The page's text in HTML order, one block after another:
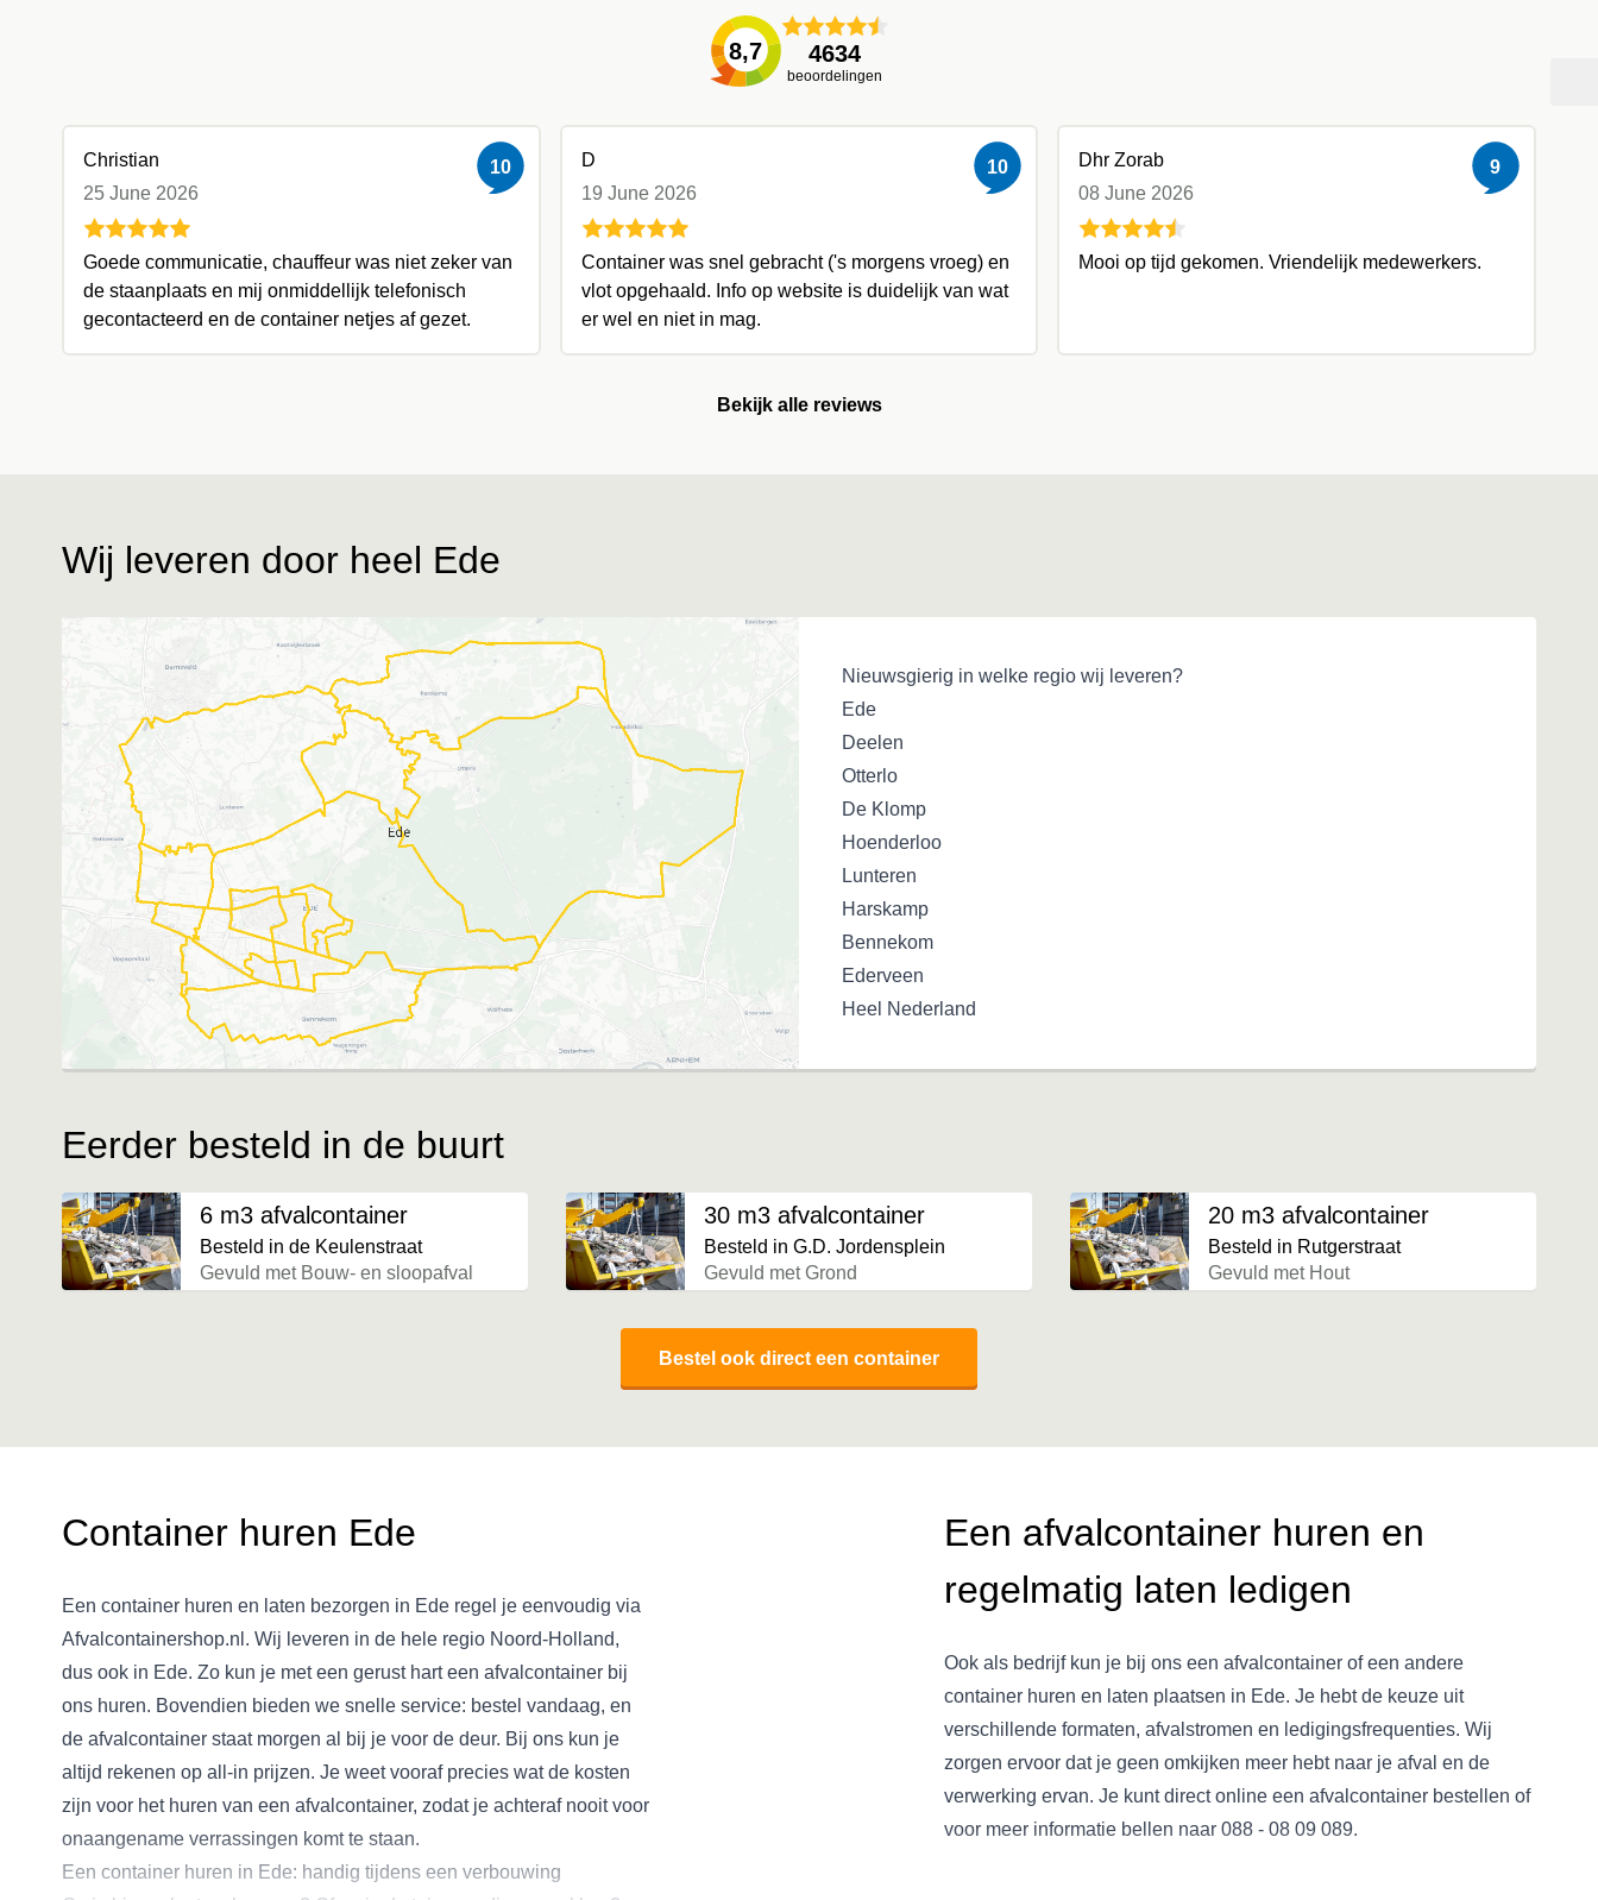
8,7 4634
beoordelingen
10
Christian
25 June 2026
Goede communicatie, chauffeur was niet zeker van
de staanplaats en mij onmiddellijk telefonisch
gecontacteerd en de container netjes af gezet.
10
D
19 June 2026
Container was snel gebracht ('s morgens vroeg) en
vlot opgehaald. Info op website is duidelijk van wat
er wel en niet in mag.
9
Dhr Zorab
08 June 2026
Mooi op tijd gekomen. Vriendelijk medewerkers.
Bekijk alle reviews
Wij leveren door heel Ede
Nieuwsgierig in welke regio wij leveren?
Ede
Deelen
Otterlo
De Klomp
Hoenderloo
Lunteren
Harskamp
Bennekom
Ederveen
Heel Nederland
Eerder besteld in de buurt
6 m3 afvalcontainer
Besteld in de Keulenstraat
Gevuld met Bouw- en sloopafval
30 m3 afvalcontainer
Besteld in G.D. Jordensplein
Gevuld met Grond
20 m3 afvalcontainer
Besteld in Rutgerstraat
Gevuld met Hout
Bestel ook direct een container
Container huren Ede
Een container huren en laten bezorgen in Ede regel je eenvoudig via
Afvalcontainershop.nl. Wij leveren in de hele regio Noord-Holland,
dus ook in Ede. Zo kun je met een gerust hart een afvalcontainer bij
ons huren. Bovendien bieden we snelle service: bestel vandaag, en
de afvalcontainer staat morgen al bij je voor de deur. Bij ons kun je
altijd rekenen op all-in prijzen. Je weet vooraf precies wat de kosten
zijn voor het huren van een afvalcontainer, zodat je achteraf nooit voor
onaangename verrassingen komt te staan.
Een container huren in Ede: handig tijdens een verbouwing
Een afvalcontainer huren en
regelmatig laten ledigen
Ook als bedrijf kun je bij ons een afvalcontainer of een andere
container huren en laten plaatsen in Ede. Je hebt de keuze uit
verschillende formaten, afvalstromen en ledigingsfrequenties. Wij
zorgen ervoor dat je geen omkijken meer hebt naar je afval en de
verwerking ervan. Je kunt direct online een afvalcontainer bestellen of
voor meer informatie bellen naar 088 - 08 09 089.